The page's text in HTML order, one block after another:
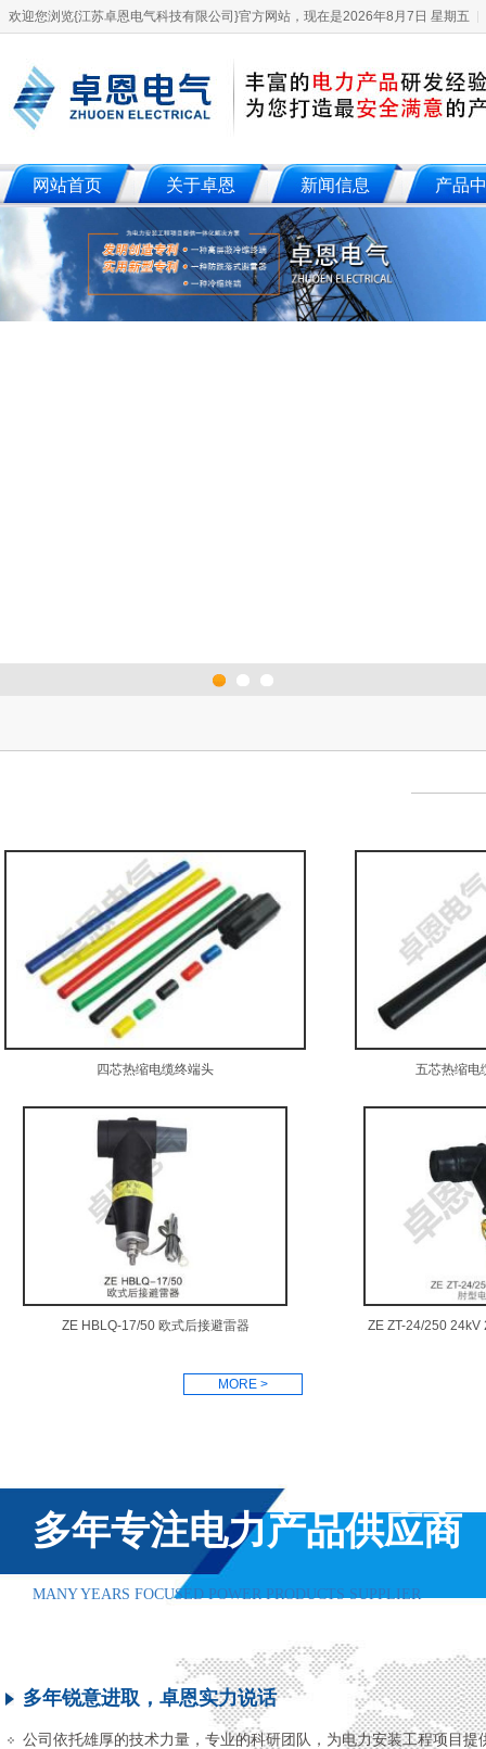
欢迎您浏览{江苏卓恩电气科技有限公司}官方网站，现在是2026年8月7日 星期五
网站首页 关于卓恩 新闻信息 产品
四芯热缩电缆终端头 五芯热缩电
ZE HBLQ-17/50 欧式后接避雷器 ZE ZT-24/250
MORE >
多年专注电力产品供应商
MANY YEARS FOCUSED POWER PRODUCTS SUPPLIER
多年锐意进取，卓恩实力说话
公司依托雄厚的技术力量，专业的科研团队，为电力安装工程项目提